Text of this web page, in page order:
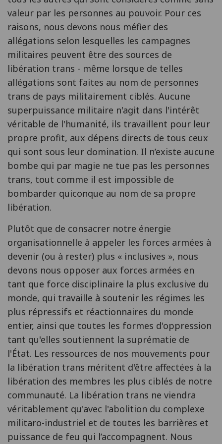
valeur par les personnes au pouvoir. Pour ces
raisons, nous devons nous méfier des
allégations selon lesquelles les campagnes
militaires peuvent être des sources de
libération trans - même lorsque de telles
allégations sont faites au nom de personnes
trans de pays militairement ciblés. Aucune
superpuissance militaire n'agit dans l'intérêt
véritable de l'humanité, ils travaillent pour leur
propre profit, aux dépens directs de tous ceux
qui sont sous leur domination. Il n’existe aucune
bombe qui par magie ne tue pas les personnes
trans, tout comme il est impossible de
bombarder quiconque au nom de sa propre
libération.
Plutôt que de consacrer notre énergie
organisationnelle à appeler les forces armées à
devenir (ou à rester) plus « inclusives », nous
devons nous opposer aux forces armées en
tant que force disciplinaire la plus exclusive du
monde, qui travaille à soutenir les régimes les
plus répressifs et réactionnaires du monde
entier, ainsi que toutes les formes d'oppression
tant qu'elles soutiennent la suprématie de
l'État. Les ressources de nos mouvements pour
la libération trans méritent d'être affectées à la
libération des membres les plus ciblés de notre
communauté. La libération trans ne viendra
véritablement qu'avec l'abolition du complexe
militaro-industriel et de toutes les barrières et
puissance de feu qui l’accompagnent. Nous